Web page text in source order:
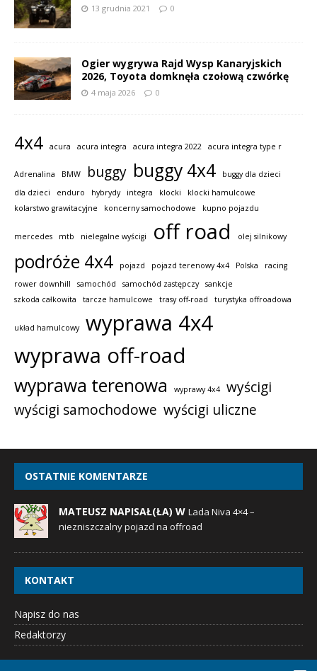
13 grudnia 2021 0
Ogier wygrywa Rajd Wysp Kanaryjskich
2026, Toyota domknęła czołową czwórkę
4 maja 2026 0
4x4 acura acura integra acura integra 2022 acura integra type r
Adrenalina BMW buggy buggy 4x4
buggy dla dzieci
dla dzieci
enduro hybrydy integra klocki
klocki hamulcowe
kolarstwo grawitacyjne
koncerny samochodowe kupno pojazdu
mercedes mtb nielegalne wyścigi off road olej silnikowy
podróże 4x4 pojazd pojazd terenowy 4x4 Polska
racing
rower downhill
samochód samochód zastępczy
sankcje
szkoda całkowita
tarcze hamulcowe trasy off-road turystyka offroadowa
układ hamulcowy
wyprawa 4x4
wyprawa off-road
wyprawa terenowa wyprawy 4x4
wyścigi
wyścigi samochodowe wyścigi uliczne
OSTATNIE KOMENTARZE
MATEUSZ NAPISAŁ(ŁA) W Lada Niva 4×4 –
niezniszczalny pojazd na offroad
KONTAKT
Napisz do nas
Redaktorzy